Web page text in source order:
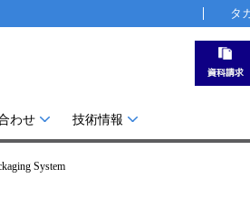
タ
わせ 技術情報
System